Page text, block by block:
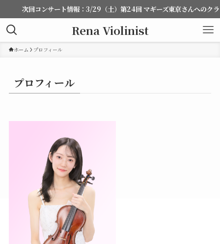
次回コンサート情報：3/29（土）第24回 マギーズ東京さんへのクラ
Rena Violinist
ホーム プロフィール
プロフィール